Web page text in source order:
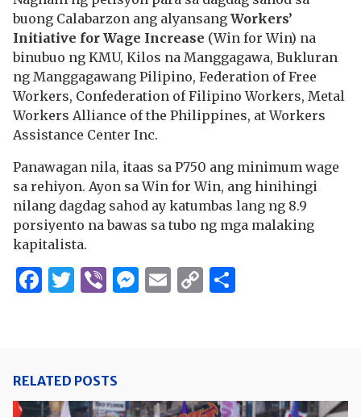
buong Calabarzon ang alyansang Workers’
Initiative for Wage Increase (Win for Win) na
binubuo ng KMU, Kilos na Manggagawa, Bukluran
ng Manggagawang Pilipino, Federation of Free
Workers, Confederation of Filipino Workers, Metal
Workers Alliance of the Philippines, at Workers
Assistance Center Inc.
Panawagan nila, itaas sa P750 ang minimum wage
sa rehiyon. Ayon sa Win for Win, ang hinihingi
nilang dagdag sahod ay katumbas lang ng 8.9
porsiyento na bawas sa tubo ng mga malaking
kapitalista.
Facebook
Twitter
ViberMessenger
Email
Copy
RELATED POSTS